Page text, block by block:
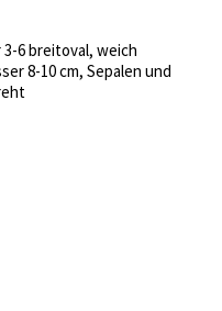
6 breitoval, weich
8-10 cm, Sepalen und